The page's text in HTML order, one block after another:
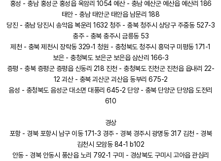
홍성 - 충남 홍성군 홍성읍 옥암리 1054 예산 - 충남 예산군 예산읍 예산리 186
태안 - 충남 태안군 태안읍 남문리 188
당진 - 충남 당진시 송악읍 복운리 1632 청주 - 충북 청주시 상당구 주중동 527-3
충주 - 충북 충주시 금릉동 53
제천 - 충북 제천시 장락동 329-1 청원 - 충청북도 청주시 흥덕구 미평동 171-1
보은 - 충청북도 보은군 보은읍 삼산리 166-3
증평 - 충북 증평군 증평읍 신동리 218 진천 - 충청북도 진천군 진천읍 읍내리 22-
12 괴산 - 충북 괴산군 괴산읍 동부리 675-2
음성 - 충청북도 음성군 대소면 대풍리 645-2 단양 - 충북 단양군 단양읍 도전리
610
경상
포항 - 경북 포항시 남구 이동 171-3 경주 - 경북 경주시 광명동 317 김천 - 경북
김천시 모암동 84-1 b102
안동 - 경북 안동시 풍산읍 노리 792-1 구미 - 경상북도 구미시 고아읍 관심리